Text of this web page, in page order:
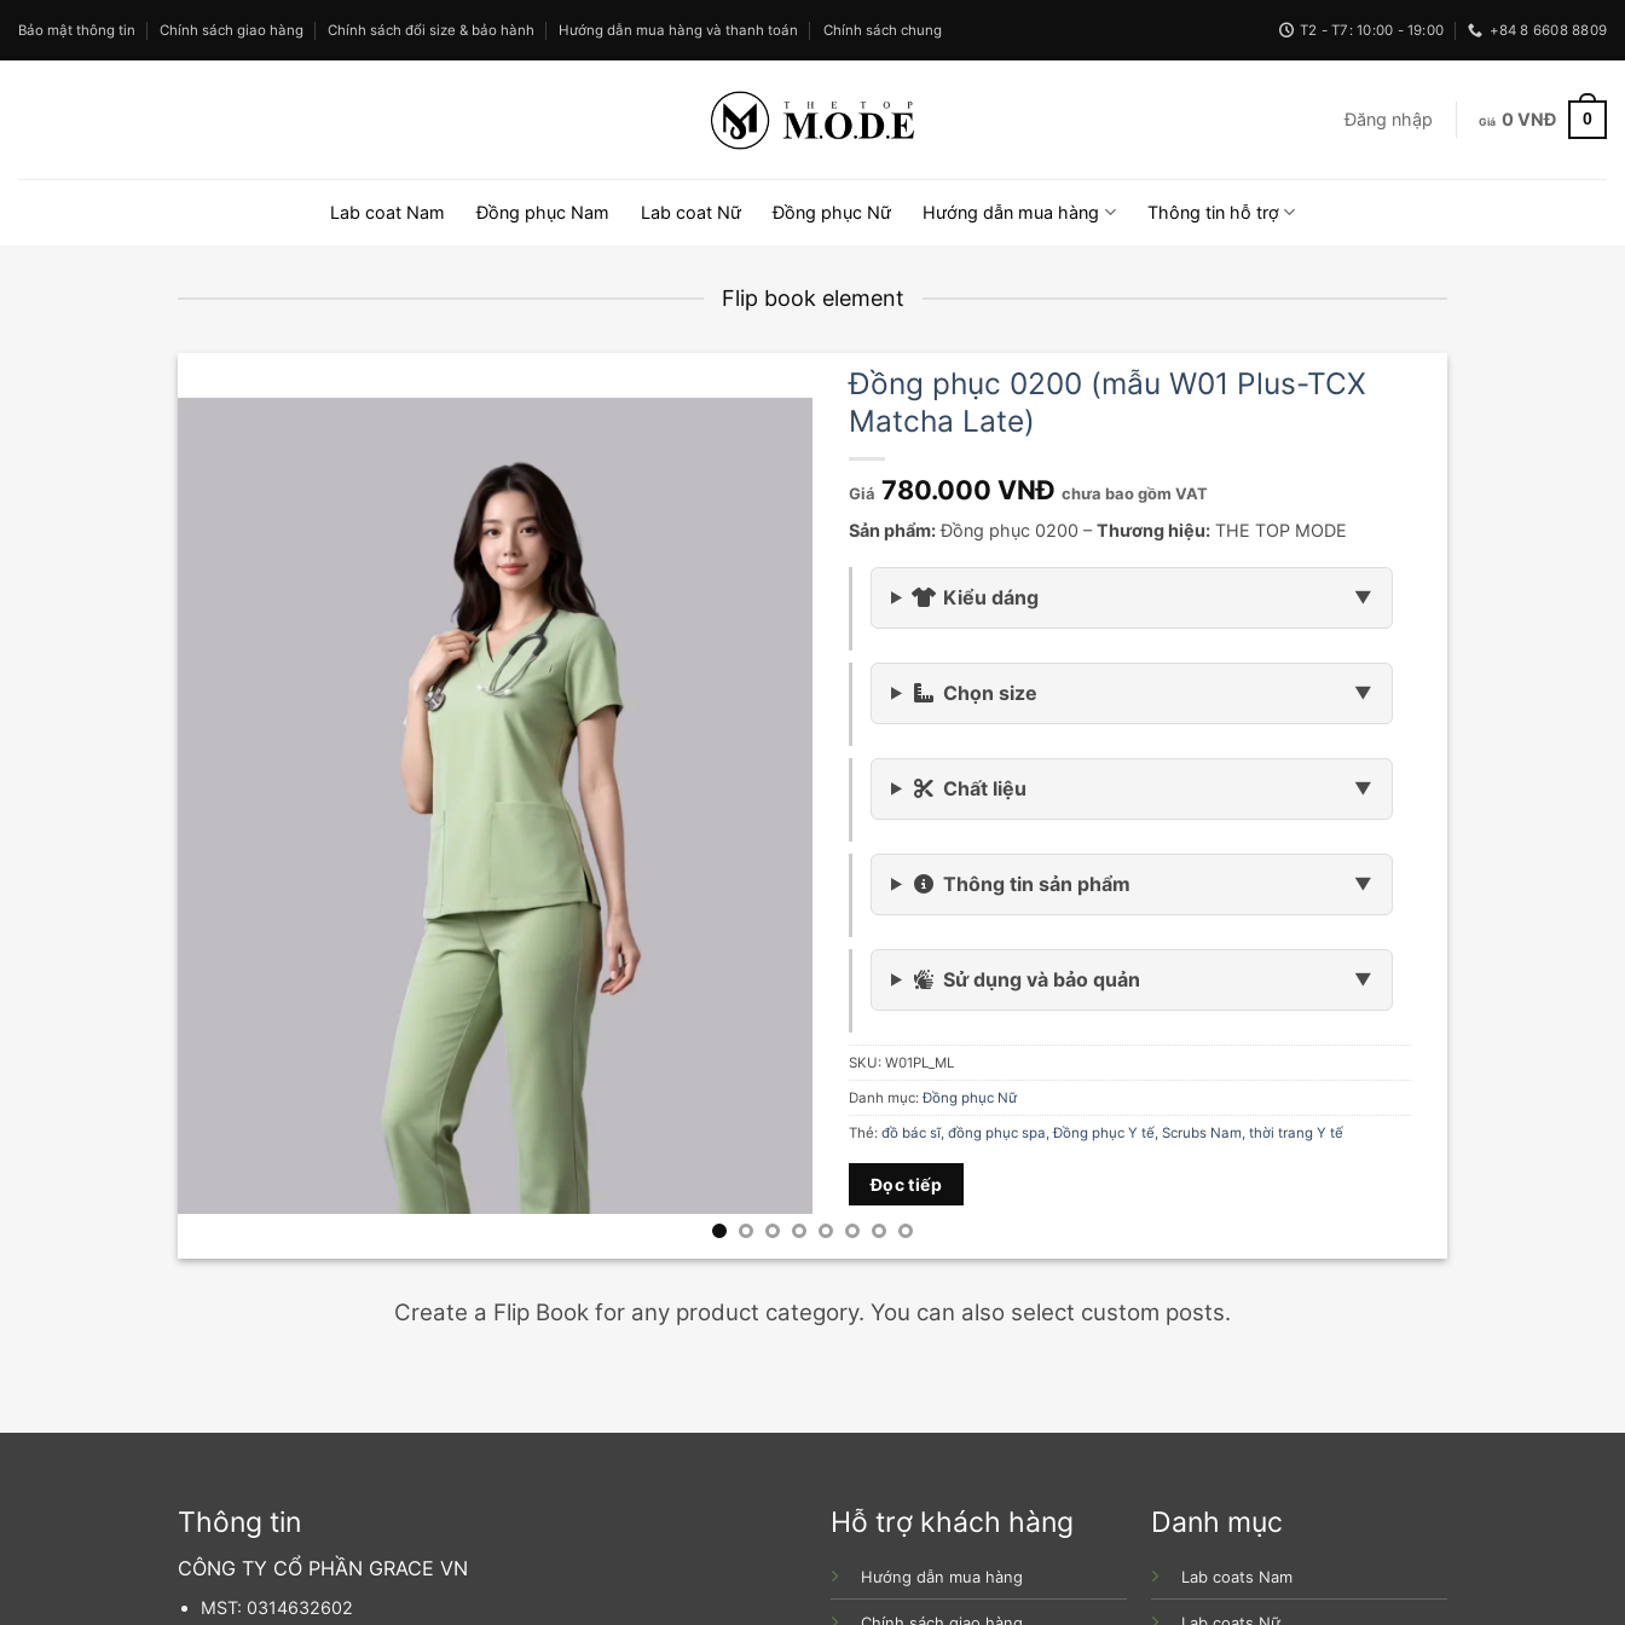
quaBảo mật thông tin Chính sách giao hàng Chính sách đổi size & bảo hành Hướng dẫn mua hàng và thanh toán Chính sách chung T2 - T7: 10:00 - 19:00 +84 8 6608 8809
Đăng nhập 0 VNĐ 0
Lab coat Nam Đồng phục Nam Lab coat Nữ Đồng phục Nữ Hướng dẫn mua hàng Thông tin hỗ trợ
Flip book element
Đồng phục 0200 (mẫu W01 Plus-TCX
Matcha Late)
780.000 VNĐ chưa bao gồm VAT
Sản phẩm:Đồng phục 0200 –Thương hiệu: THE TOP MODE
Kiểu dáng
Chọn size
Chất liệu
Thông tin sản phẩm
Sử dụng và bảo quản
SKU: W01PL_ML
Danh mục:Đồng phục Nữ
Thẻ: đồ bác sĩ, đồng phục spa,Đồng phục Y tế, Scrubs Nam, thời trang Y tế
Đọc tiếp
Create a Flip Book for any product category. You can also select custom posts.
Thông tin
CÔNG TY CỔ PHẦN GRACE VN
MST: 0314632602
Hỗ trợ khách hàng
Hướng dẫn mua hàng
Danh mục
Lab coats Nam